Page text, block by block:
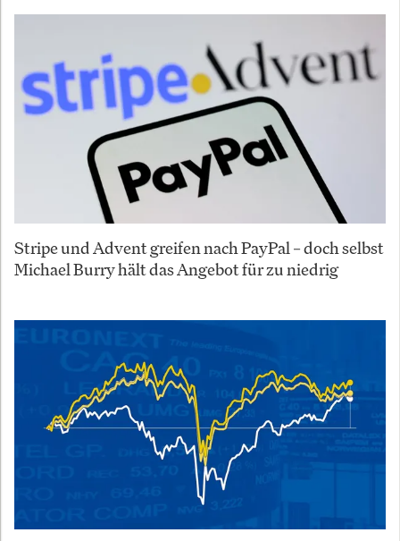
Stripe und Advent greifen nach PayPal – doch selbst
Michael Burry hält das Angebot für zu niedrig